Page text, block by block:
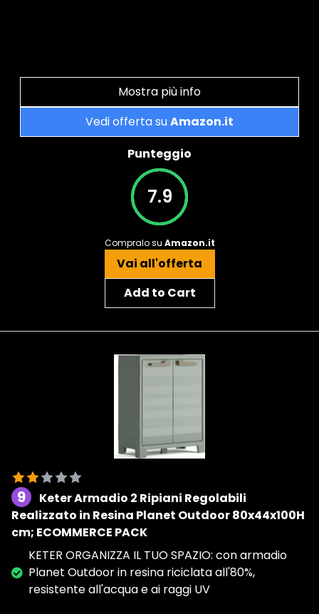
Mostra più info
Vedi offerta suAmazon.it
Punteggio
7.9
Compralo su Amazon.it
Vai all'offerta
Add to Cart
9
Keter Armadio 2 Ripiani Regolabili
Realizzato in Resina Planet Outdoor 80x44x100H
cm; ECOMMERCE PACK
KETER ORGANIZZA IL TUO SPAZIO: con armadio
Planet Outdoor in resina riciclata all'80%,
resistente all'acqua e ai raggi UV